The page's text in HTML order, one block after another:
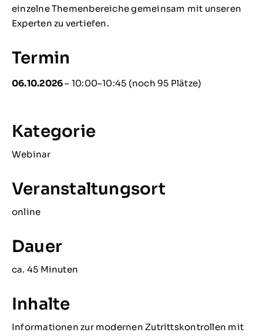
einzelne Themenbereiche gemeinsam mit unseren
Experten zu vertiefen.
Termin
06.10.2026– 10:00–10:45 (noch 95 Plätze)
Kategorie
Webinar
Veranstaltungsort
online
Dauer
ca. 45 Minuten
Inhalte
Informationen zur modernen Zutrittskontrollen mit